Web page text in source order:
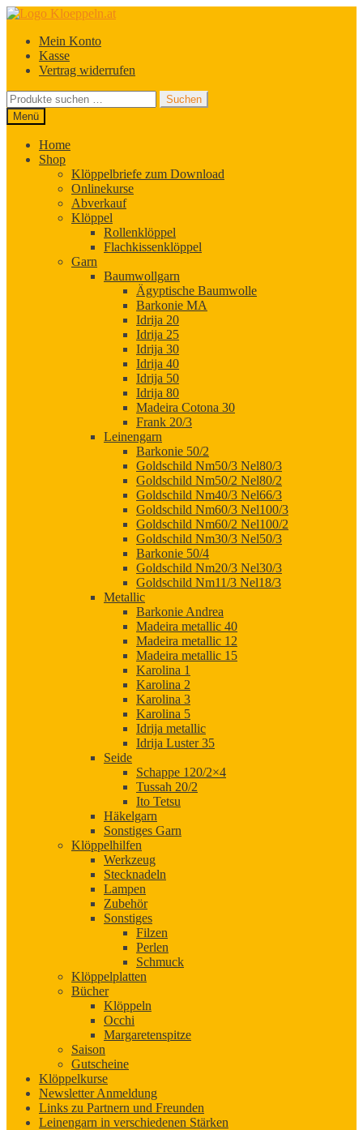
Zur
springen
Zum
springenMein Konto
Kasse
Vertrag widerrufen
Suchen
nach:
Suchen
Menü
Home
Shop
Klöppelbriefe zum Download
Onlinekurse
Abverkauf
Klöppel
Rollenklöppel
Flachkissenklöppel
Garn
Baumwollgarn
Ägyptische Baumwolle
Barkonie MA
Idrija 20
Idrija 25
Idrija 30
Idrija 40
Idrija 50
Idrija 80
Madeira Cotona 30
Frank 20/3
Leinengarn
Barkonie 50/2
Goldschild Nm50/3 Nel80/3
Goldschild Nm50/2 Nel80/2
Goldschild Nm40/3 Nel66/3
Goldschild Nm60/3 Nel100/3
Goldschild Nm60/2 Nel100/2
Goldschild Nm30/3 Nel50/3
Barkonie 50/4
Goldschild Nm20/3 Nel30/3
Goldschild Nm11/3 Nel18/3
Metallic
Barkonie Andrea
Madeira metallic 40
Madeira metallic 12
Madeira metallic 15
Karolina 1
Karolina 2
Karolina 3
Karolina 5
Idrija metallic
Idrija Luster 35
Seide
Schappe 120/2×4
Tussah 20/2
Ito Tetsu
Häkelgarn
Sonstiges Garn
Klöppelhilfen
Werkzeug
Stecknadeln
Lampen
Zubehör
Sonstiges
Filzen
Perlen
Schmuck
Klöppelplatten
Bücher
Klöppeln
Occhi
Margaretenspitze
Saison
Gutscheine
Klöppelkurse
Newsletter Anmeldung
Links zu Partnern und Freunden
Leinengarn in verschiedenen Stärken